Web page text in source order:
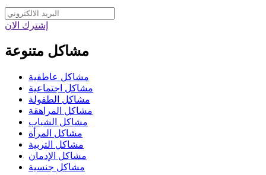
إشترك الان
مشاكل متنوعة
مشاكل عاطفية
مشاكل اجتماعية
مشاكل الطفولة
مشاكل المراهقة
مشاكل الشباب
مشاكل المرأة
مشاكل التربية
مشاكل الإدمان
مشاكل جنسية